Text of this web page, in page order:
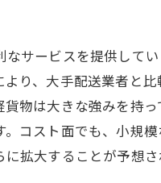
サービスを提供して
り、大手配送業者と
物は大きな強みを持
コスト面でも、小規
拡大することが予想